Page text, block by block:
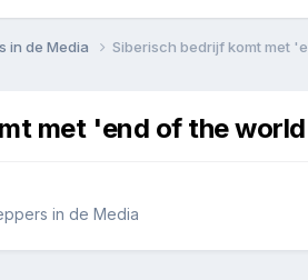
in de Media Siberisch bedrijf komt met
met 'end of the
in de Media